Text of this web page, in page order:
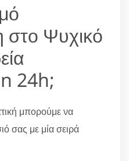
στο Ψυχικό
24h;
μπορούμε να
σας με μία σειρά